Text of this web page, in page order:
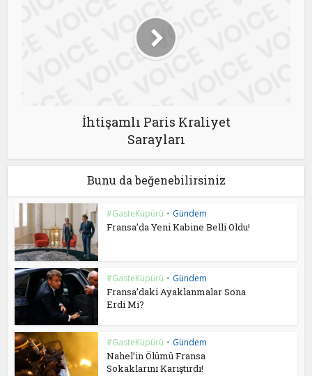
İhtişamlı Paris Kraliyet
Sarayları
Bunu da beğenebilirsiniz
#GasteKüpürü • Gündem
Fransa’da Yeni Kabine Belli Oldu!
#GasteKüpürü • Gündem
Fransa’daki Ayaklanmalar Sona
Erdi Mi?
#GasteKüpürü • Gündem
Nahel’in Ölümü Fransa
Sokaklarını Karıştırdı!